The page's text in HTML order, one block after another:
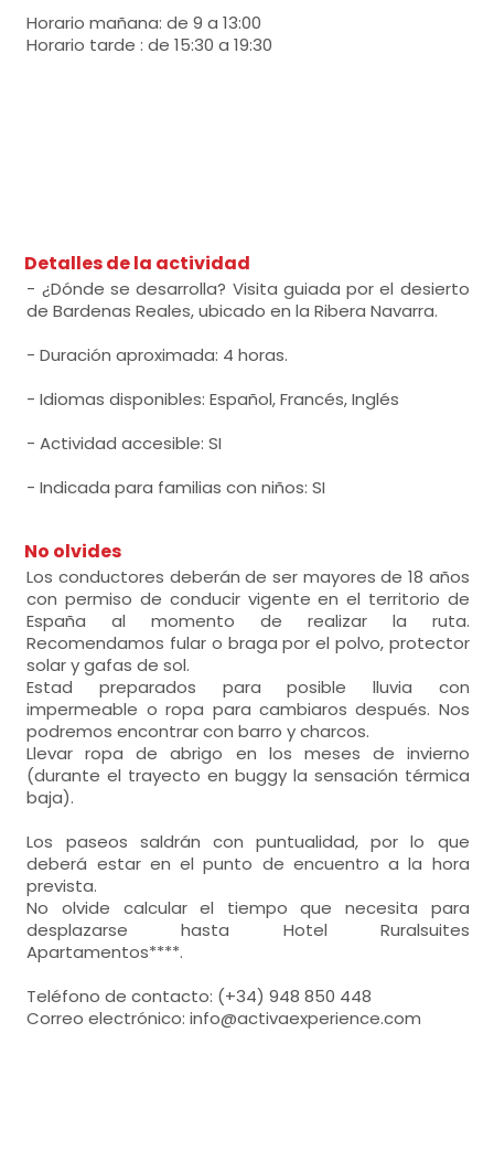
Horario mañana: de 9 a 13:00
Horario tarde : de 15:30 a 19:30
Detalles de la actividad
- ¿Dónde se desarrolla? Visita guiada por el desierto
de Bardenas Reales, ubicado en la Ribera Navarra.
- Duración aproximada: 4 horas.
- Idiomas disponibles: Español, Francés, Inglés
- Actividad accesible: SI
- Indicada para familias con niños: SI
No olvides
Los conductores deberán de ser mayores de 18 años
con permiso de conducir vigente en el territorio de
España al momento de realizar la ruta.
Recomendamos fular o braga por el polvo, protector
solar y gafas de sol.
Estad preparados para posible lluvia con
impermeable o ropa para cambiaros después. Nos
podremos encontrar con barro y charcos.
Llevar ropa de abrigo en los meses de invierno
(durante el trayecto en buggy la sensación térmica
baja).
Los paseos saldrán con puntualidad, por lo que
deberá estar en el punto de encuentro a la hora
prevista.
No olvide calcular el tiempo que necesita para
desplazarse hasta Hotel Ruralsuites
Apartamentos****.
Teléfono de contacto: (+34) 948 850 448
Correo electrónico: info@activaexperience.com